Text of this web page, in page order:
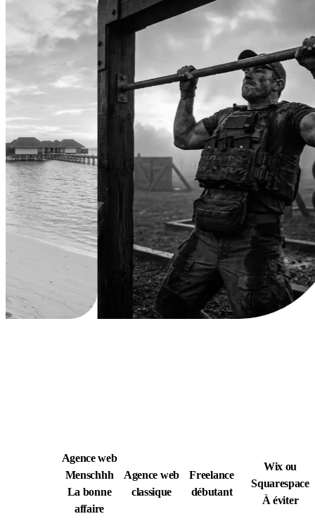
Agence web
Menschhh
La bonne
affaire
Agence web
classique
Freelance
débutant
Wix ou
Squarespace
À éviter